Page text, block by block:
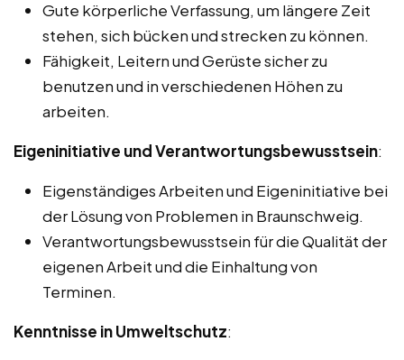
Gute körperliche Verfassung, um längere Zeit
stehen, sich bücken und strecken zu können.
Fähigkeit, Leitern und Gerüste sicher zu
benutzen und in verschiedenen Höhen zu
arbeiten.
Eigeninitiative und Verantwortungsbewusstsein:
Eigenständiges Arbeiten und Eigeninitiative bei
der Lösung von Problemen in Braunschweig.
Verantwortungsbewusstsein für die Qualität der
eigenen Arbeit und die Einhaltung von
Terminen.
Kenntnisse in Umweltschutz: